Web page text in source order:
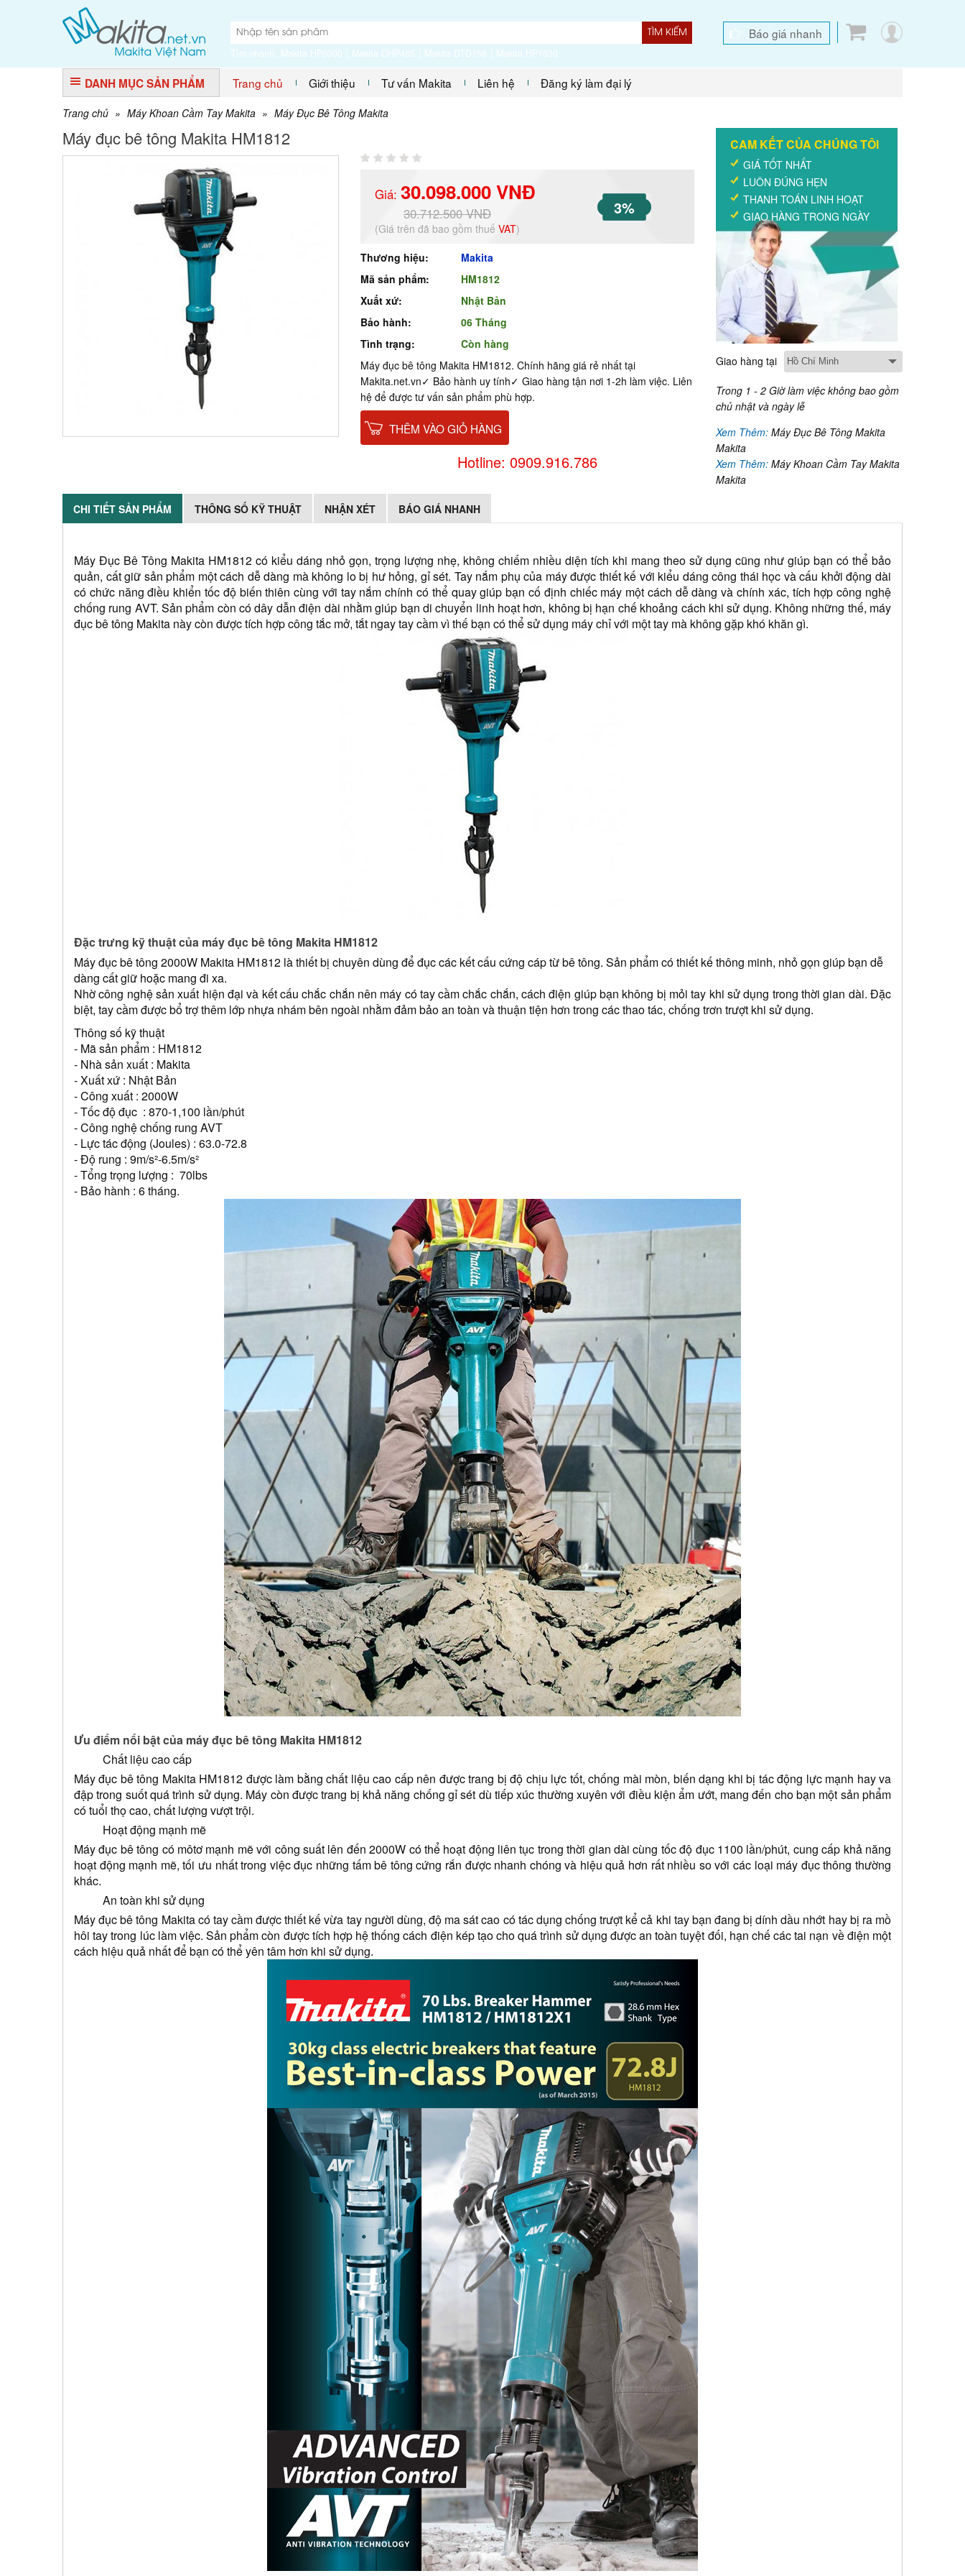
TÌM KIẾM
Tìm nhanh: Makita HP0300 Makita DHP485 Makita DTD156 Makita HP1630
Báo giá nhanh
DANH MỤC SẢN PHẨM Trang chủ Giới thiệu Tư vấn Makita Liên hệ Đăng ký làm đại lý
Trang chủ » Máy Khoan Cầm Tay Makita » Máy Đục Bê Tông Makita
Máy đục bê tông Makita HM1812
Giá: 30.098.000 VNĐ
30.712.500 VNĐ 3%
(Giá trên đã bao gồm thuế VAT)
Thương hiệu:
Makita
Mã sản phẩm:
HM1812
Xuất xứ:
Nhật Bản
Bảo hành:
06 Tháng
Tình trạng:
Còn hàng
Máy đục bê tông Makita HM1812. Chính hãng giá rẻ nhất tại
Makita.net.vn✓ Bảo hành uy tính✓ Giao hàng tận nơi 1-2h làm việc. Liên
hệ để được tư vấn sản phẩm phù hợp.
THÊM VÀO GIỎ HÀNG
Hotline: 0909.916.786
CAM KẾT CỦA CHÚNG TÔI
GIÁ TỐT NHẤT
LUÔN ĐÚNG HẸN
THANH TOÁN LINH HOẠT
GIAO HÀNG TRONG NGÀY
Giao hàng tại
Trong 1 - 2 Giờ làm việc không bao gồm
chủ nhật và ngày lễ
Xem Thêm: Máy Đục Bê Tông Makita
Makita
Xem Thêm: Máy Khoan Cầm Tay Makita
Makita
CHI TIẾT SẢN PHẨM THÔNG SỐ KỸ THUẬT NHẬN XÉT BÁO GIÁ NHANH
Máy Đục Bê Tông Makita HM1812 có kiểu dáng nhỏ gọn, trọng lượng nhẹ, không chiếm nhiều diện tích khi mang theo sử dụng cũng như giúp bạn có thể bảo
quản, cất giữ sản phẩm một cách dễ dàng mà không lo bị hư hỏng, gỉ sét. Tay nắm phụ của máy được thiết kế với kiểu dáng công thái học và cấu khởi động dài
có chức năng điều khiển tốc độ biến thiên cùng với tay nắm chính có thể quay giúp bạn cố định chiếc máy một cách dễ dàng và chính xác, tích hợp công nghệ
chống rung AVT. Sản phẩm còn có dây dẫn điện dài nhằm giúp bạn di chuyển linh hoạt hơn, không bị hạn chế khoảng cách khi sử dụng. Không những thế, máy
đục bê tông Makita này còn được tích hợp công tắc mở, tắt ngay tay cầm vì thế bạn có thể sử dụng máy chỉ với một tay mà không gặp khó khăn gì.
Đặc trưng kỹ thuật của máy đục bê tông Makita HM1812
Máy đục bê tông 2000W Makita HM1812 là thiết bị chuyên dùng để đục các kết cấu cứng cáp từ bê tông. Sản phẩm có thiết kế thông minh, nhỏ gọn giúp bạn dễ
dàng cất giữ hoặc mang đi xa.
Nhờ công nghệ sản xuất hiện đại và kết cấu chắc chắn nên máy có tay cầm chắc chắn, cách điện giúp bạn không bị mỏi tay khi sử dụng trong thời gian dài. Đặc
biệt, tay cầm được bổ trợ thêm lớp nhựa nhám bên ngoài nhằm đảm bảo an toàn và thuận tiện hơn trong các thao tác, chống trơn trượt khi sử dụng.
Thông số kỹ thuật
- Mã sản phẩm : HM1812
- Nhà sản xuất : Makita
- Xuất xứ : Nhật Bản
- Công xuất : 2000W
- Tốc độ đục  : 870-1,100 lần/phút
- Công nghệ chống rung AVT
- Lực tác động (Joules) : 63.0-72.8
- Độ rung : 9m/s²-6.5m/s²
- Tổng trọng lượng :  70lbs
- Bảo hành : 6 tháng.
Ưu điểm nổi bật của máy đục bê tông Makita HM1812
Chất liệu cao cấp
Máy đục bê tông Makita HM1812 được làm bằng chất liệu cao cấp nên được trang bị độ chịu lực tốt, chống mài mòn, biến dạng khi bị tác động lực mạnh hay va
đập trong suốt quá trình sử dụng. Máy còn được trang bị khả năng chống gỉ sét dù tiếp xúc thường xuyên với điều kiện ẩm ướt, mang đến cho bạn một sản phẩm
có tuổi thọ cao, chất lượng vượt trội.
Hoạt động mạnh mẽ
Máy đục bê tông có môtơ mạnh mẽ với công suất lên đến 2000W có thể hoạt động liên tục trong thời gian dài cùng tốc độ đục 1100 lần/phút, cung cấp khả năng
hoạt động mạnh mẽ, tối ưu nhất trong việc đục những tấm bê tông cứng rắn được nhanh chóng và hiệu quả hơn rất nhiều so với các loại máy đục thông thường
khác.
An toàn khi sử dụng
Máy đục bê tông Makita có tay cầm được thiết kế vừa tay người dùng, độ ma sát cao có tác dụng chống trượt kể cả khi tay bạn đang bị dính dầu nhớt hay bị ra mồ
hôi tay trong lúc làm việc. Sản phẩm còn được tích hợp hệ thống cách điện kép tạo cho quá trình sử dụng được an toàn tuyệt đối, hạn chế các tai nạn về điện một
cách hiệu quả nhất để bạn có thể yên tâm hơn khi sử dụng.